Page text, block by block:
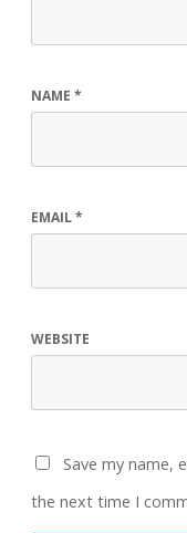
NAME *
EMAIL*
WEBSITE
Save my name,
the next time I